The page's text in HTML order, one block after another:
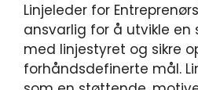
Linjeleder for
ansvarlig for å utvikle
med linjestyret og sikre
forhåndsdefinerte mål.